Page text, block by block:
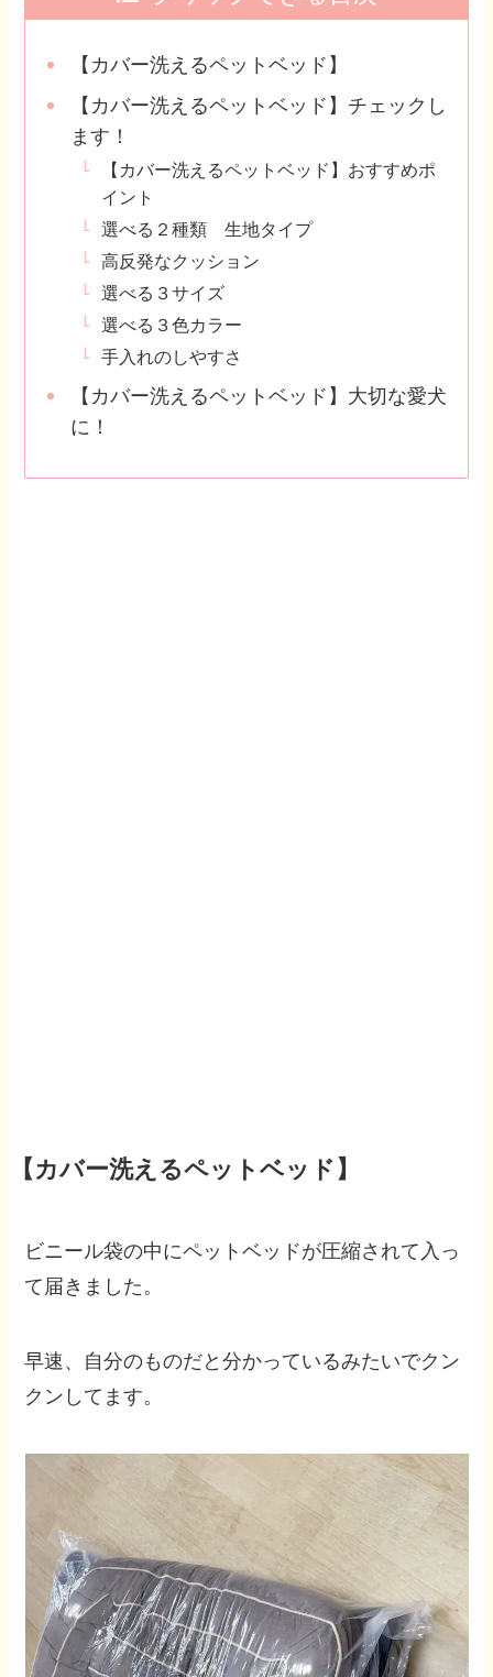
【カバー洗えるペットベッド】
【カバー洗えるペットベッド】チェックし
ます！
【カバー洗えるペットベッド】おすすめポ
イント
選べる２種類 生地タイプ
高反発なクッション
選べる３サイズ
選べる３色カラー
手入れのしやすさ
【カバー洗えるペットベッド】大切な愛犬
に！
【カバー洗えるペットベッド】
ビニール袋の中にペットベッドが圧縮されて入っ
て届きました。
早速、自分のものだと分かっているみたいでクン
クンしてます。